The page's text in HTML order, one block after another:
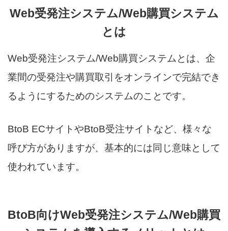
Web受発注システム/Web購買システム
とは
Web受発注システム/Web購買システムとは、企
業間の受発注や購買取引をオンラインで完結でき
るようにするためのシステムのことです。
BtoB ECサイトやBtoB受注サイトなど、様々な
呼び方がありますが、基本的には同じ意味として
使われています。
BtoB向けWeb受発注システム/Web購買